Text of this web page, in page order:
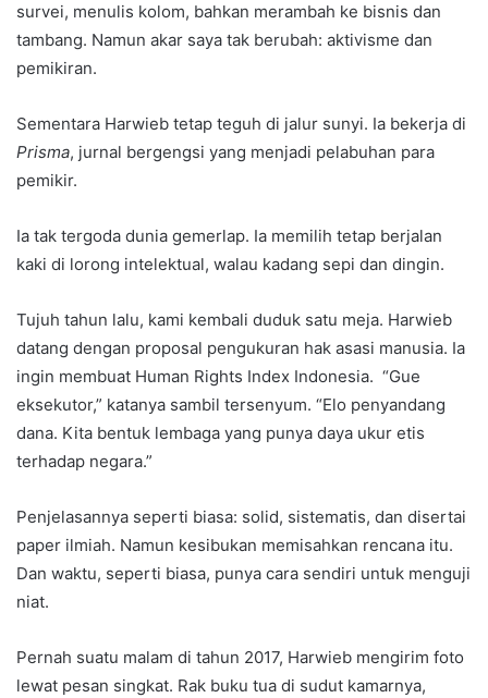
survei, menulis kolom, bahkan merambah ke bisnis dan
tambang. Namun akar saya tak berubah: aktivisme dan
pemikiran.
Sementara Harwieb tetap teguh di jalur sunyi. Ia bekerja di
Prisma, jurnal bergengsi yang menjadi pelabuhan para
pemikir.
Ia tak tergoda dunia gemerlap. Ia memilih tetap berjalan
kaki di lorong intelektual, walau kadang sepi dan dingin.
Tujuh tahun lalu, kami kembali duduk satu meja. Harwieb
datang dengan proposal pengukuran hak asasi manusia. Ia
ingin membuat Human Rights Index Indonesia. “Gue
eksekutor,” katanya sambil tersenyum. “Elo penyandang
dana. Kita bentuk lembaga yang punya daya ukur etis
terhadap negara.”
Penjelasannya seperti biasa: solid, sistematis, dan disertai
paper ilmiah. Namun kesibukan memisahkan rencana itu.
Dan waktu, seperti biasa, punya cara sendiri untuk menguji
niat.
Pernah suatu malam di tahun 2017, Harwieb mengirim foto
lewat pesan singkat. Rak buku tua di sudut kamarnya,